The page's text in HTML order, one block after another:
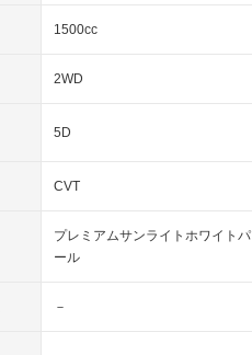
1500cc
2WD
5D
CVT
プレミアムサンライトホワイトパ
ール
－